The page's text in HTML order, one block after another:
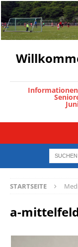
Informationen
STARTSEITE
a-